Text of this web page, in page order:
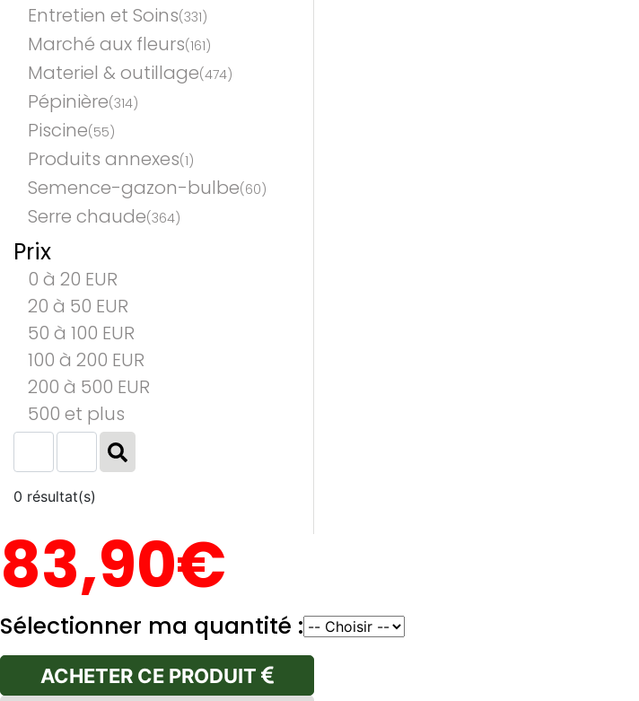
Entretien et Soins(331)
Marché aux fleurs(161)
Materiel & outillage(474)
Pépinière(314)
Piscine(55)
Produits annexes(1)
Semence-gazon-bulbe(60)
Serre chaude(364)
Prix
0 à 20 EUR
20 à 50 EUR
50 à 100 EUR
100 à 200 EUR
200 à 500 EUR
500 et plus
0 résultat(s)
83,90€
Sélectionner ma quantité :
ACHETER CE PRODUIT